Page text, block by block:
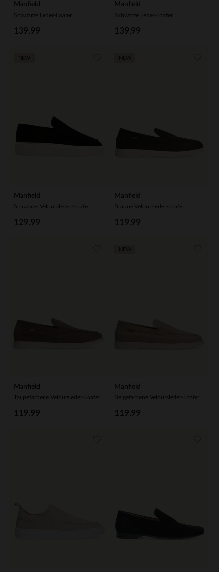
Manfield
Schwarze Leder-Loafer
139.99
Manfield
Schwarze Leder-Loafer
139.99
Manfield
Schwarze Veloursleder-Loafer
129.99
Manfield
Braune Veloursleder-Loafer
119.99
Manfield
Taupefarbene Veloursleder-Loafer
119.99
Manfield
Beigefarbene Veloursleder-Loafer
119.99